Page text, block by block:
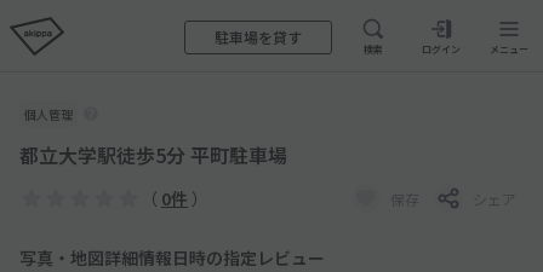
駐車場を貸す
検索 ログイン メニュー
個人管理
都立大学駅徒歩5分 平町駐車場
（ 0件 ） 保存 シェア
写真・地図詳細情報日時の指定 レビュー